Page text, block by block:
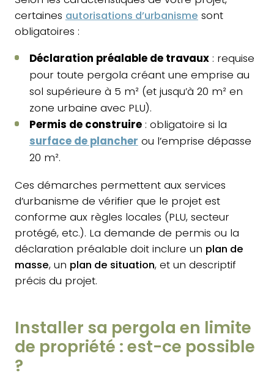
certaines autorisations d’urbanisme sont
obligatoires :
Déclaration préalable de travaux: requise
pour toute pergola créant une emprise au
sol supérieure à 5 m² (et jusqu’à 20 m² en
zone urbaine avec PLU).
Permis de construire: obligatoire si la
surface de plancher ou l’emprise dépasse
20 m².
Ces démarches permettent aux services
d’urbanisme de vérifier que le projet est
conforme aux règles locales (PLU, secteur
protégé, etc.). La demande de permis ou la
déclaration préalable doit inclure un plan de
masse, un plan de situation, et un descriptif
précis du projet.
Installer sa pergola en limite
de propriété : est-ce possible
?